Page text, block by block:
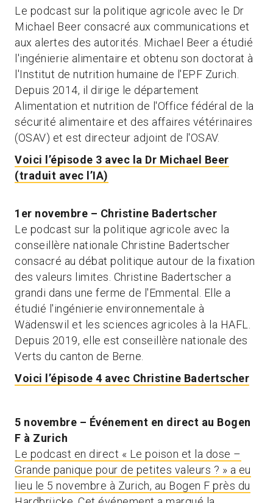
Le podcast sur la politique agricole avec le Dr
Michael Beer consacré aux communications et
aux alertes des autorités. Michael Beer a étudié
l'ingénierie alimentaire et obtenu son doctorat à
l'Institut de nutrition humaine de l'EPF Zurich.
Depuis 2014, il dirige le département
Alimentation et nutrition de l'Office fédéral de la
sécurité alimentaire et des affaires vétérinaires
(OSAV) et est directeur adjoint de l'OSAV.
Voici l’épisode 3 avec la Dr Michael Beer
(traduit avec l’IA)
1er novembre – Christine Badertscher
Le podcast sur la politique agricole avec la
conseillère nationale Christine Badertscher
consacré au débat politique autour de la fixation
des valeurs limites. Christine Badertscher a
grandi dans une ferme de l'Emmental. Elle a
étudié l'ingénierie environnementale à
Wädenswil et les sciences agricoles à la HAFL.
Depuis 2019, elle est conseillère nationale des
Verts du canton de Berne.
Voici l’épisode 4 avec Christine Badertscher
5 novembre – Événement en direct au Bogen
F à Zurich
Le podcast en direct « Le poison et la dose –
Grande panique pour de petites valeurs ? » a eu
lieu le 5 novembre à Zurich, au Bogen F près du